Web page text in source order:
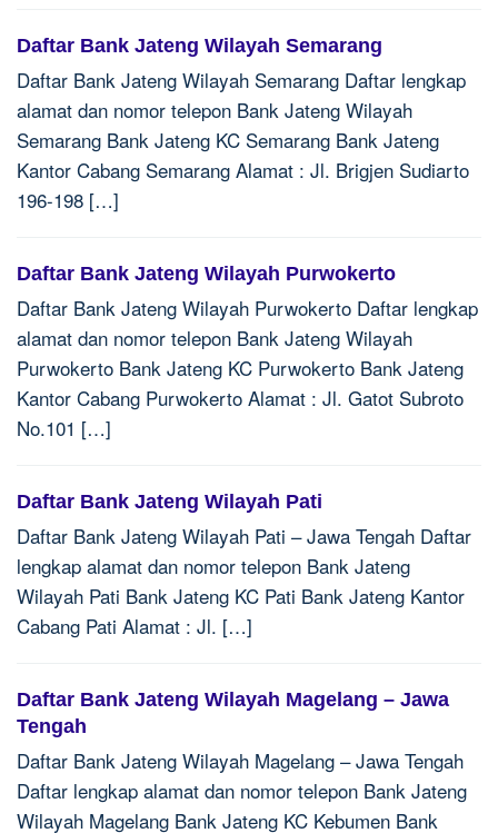
Daftar Bank Jateng Wilayah Semarang
Daftar Bank Jateng Wilayah Semarang Daftar lengkap
alamat dan nomor telepon Bank Jateng Wilayah
Semarang Bank Jateng KC Semarang Bank Jateng
Kantor Cabang Semarang Alamat : Jl. Brigjen Sudiarto
196-198 […]
Daftar Bank Jateng Wilayah Purwokerto
Daftar Bank Jateng Wilayah Purwokerto Daftar lengkap
alamat dan nomor telepon Bank Jateng Wilayah
Purwokerto Bank Jateng KC Purwokerto Bank Jateng
Kantor Cabang Purwokerto Alamat : Jl. Gatot Subroto
No.101 […]
Daftar Bank Jateng Wilayah Pati
Daftar Bank Jateng Wilayah Pati – Jawa Tengah Daftar
lengkap alamat dan nomor telepon Bank Jateng
Wilayah Pati Bank Jateng KC Pati Bank Jateng Kantor
Cabang Pati Alamat : Jl. […]
Daftar Bank Jateng Wilayah Magelang – Jawa
Tengah
Daftar Bank Jateng Wilayah Magelang – Jawa Tengah
Daftar lengkap alamat dan nomor telepon Bank Jateng
Wilayah Magelang Bank Jateng KC Kebumen Bank